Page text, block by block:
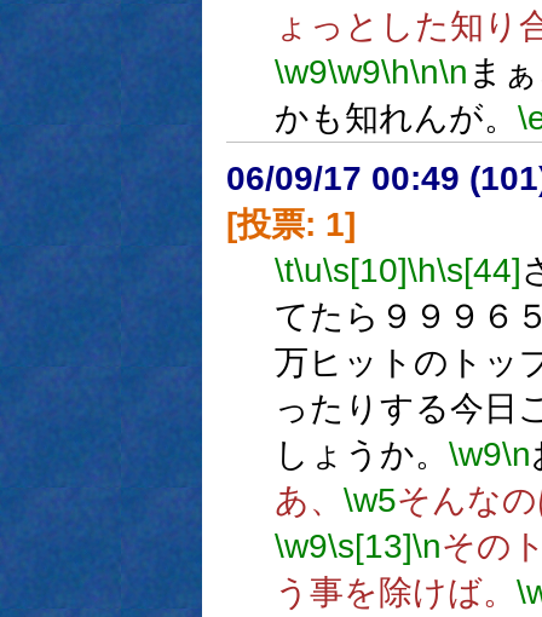
ょっとした知り
\w9\w9\h\n\n ま
かも知れんが。
06/09/17 00:49
[投票: 1]
\t\u\s[10]\h\s[44]
てたら９９９６
万ヒットのトッ
ったりする今日
しょうか。 \w9\n
あ、 \w5そんな
\w9\s[13]\nその
う事を除けば。